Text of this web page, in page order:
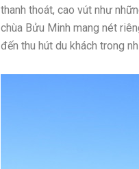
thanh thoát, cao vút như
chùa Bửu Minh mang nét
đến thu hút du khách trong